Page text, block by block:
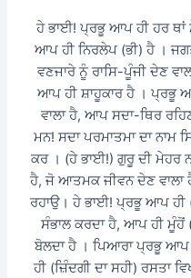
ਹੇ ਭਾਈ! ਪ੍ਰਭੂ ਆਪ ਹੀ ਹਰ
ਆਪ ਹੀ ਨਿਰਲੇਪ (ਭੀ) ਹੈ ।
ਵਣਜਾਰੇ ਨੂੰ ਰਾਸਿ-ਪੂੰਜੀ ਦੇਣ
ਆਪ ਹੀ ਸ਼ਾਹੂਕਾਰ ਹੈ । ਪ੍ਰਭੂ
ਵਾਲਾ ਹੈ, ਆਪ ਸਦਾ-ਥਿਰ
ਮਨ! ਸਦਾ ਪਰਮਾਤਮਾ ਦਾ ਨਾਮ
ਕਰ । (ਹੇ ਭਾਈ!) ਗੁਰੂ ਦੀ ਮੇਹਰ
ਹੈ, ਜੋ ਆਤਮਕ ਜੀਵਨ ਦੇਣ ਵਾਲਾ
ਰਹਾਉ। ਹੇ ਭਾਈ! ਪ੍ਰਭੂ ਆਪ ਹੀ
ਸੰਭਾਲ ਕਰਦਾ ਹੈ, ਆਪ ਹੀ ਮੂੰਹੋਂ
ਬੋਲਦਾ ਹੈ । ਪਿਆਰਾ ਪ੍ਰਭੂ ਆਪ
ਹੀ (ਜ਼ਿੰਦਗੀ ਦਾ ਸਹੀ) ਰਸਤਾ